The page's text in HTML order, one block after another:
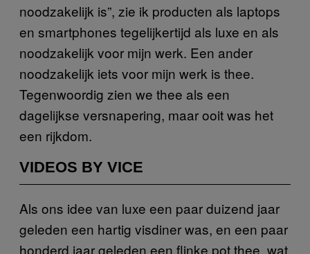
noodzakelijk is”, zie ik producten als laptops
en smartphones tegelijkertijd als luxe en als
noodzakelijk voor mijn werk. Een ander
noodzakelijk iets voor mijn werk is thee.
Tegenwoordig zien we thee als een
dagelijkse versnapering, maar ooit was het
een rijkdom.
VIDEOS BY VICE
Als ons idee van luxe een paar duizend jaar
geleden een hartig visdiner was, en een paar
honderd jaar geleden een flinke pot thee, wat